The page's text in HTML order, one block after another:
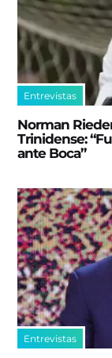
Entrevistas
Norman
Trinidense:
ante Boca”
Entrevistas